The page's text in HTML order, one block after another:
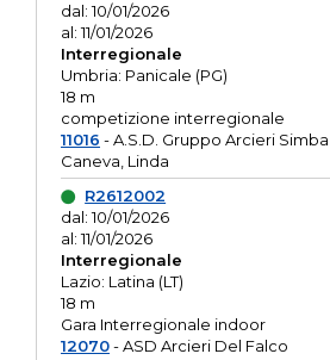
dal: 10/01/2026
al: 11/01/2026
Interregionale
Umbria: Panicale (PG)
18 m
competizione interregionale
11016 - A.S.D. Gruppo Arcieri Simba
Caneva, Linda
R2612002
dal: 10/01/2026
al: 11/01/2026
Interregionale
Lazio: Latina (LT)
18 m
Gara Interregionale indoor
12070- ASD Arcieri Del Falco